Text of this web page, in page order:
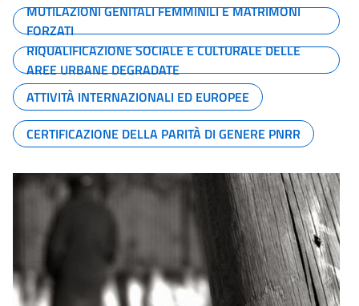
MUTILAZIONI GENITALI FEMMINILI E MATRIMONI
FORZATI
RIQUALIFICAZIONE SOCIALE E CULTURALE DELLE
AREE URBANE DEGRADATE
ATTIVITÀ INTERNAZIONALI ED EUROPEE
CERTIFICAZIONE DELLA PARITÀ DI GENERE PNRR